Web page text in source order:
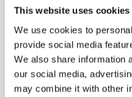
This website uses cookies
We use cookies to
provide social media
We also share information
our social media,
may combine it with other
Produkter fra